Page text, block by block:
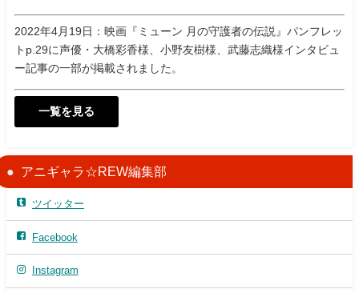
2022年4月19日：映画『ミューン 月の守護者の伝説』パンフレッ
トp.29に声優・大橋彩香様、小野友樹様、武藤志織様インタビュ
ー記事の一部が掲載されました。
一覧を見る
アニギャラ☆REW編集部
ツイッター
Facebook
Instagram